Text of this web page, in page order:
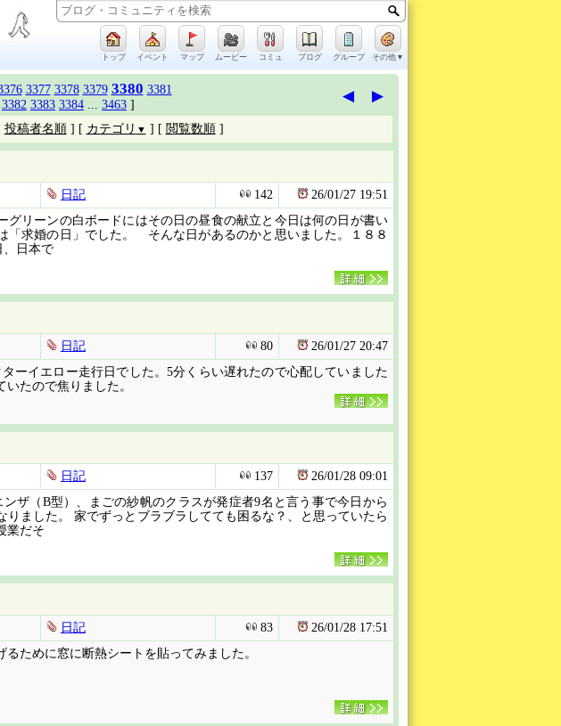
トップ イベント マップ ムービー コミュ ブログ グループ その他▼
3377 3378 3379 3380 3381
3382 3383 3384 ... 3463 ]
◀ ▶
投稿者名順] [ カテゴリ ▼ ] [ 閲覧数順]
日記 142 26/01/27 19:51
リーンの白ボードにはその日の昼食の献立と今日は何の日が書い
「求婚の日」でした。 そんな日があるのかと思いました。１８８
、日本で
日記 80 26/01/27 20:47
ーイエロー走行日でした。5分くらい遅れたので心配していました
たので焦りました。
日記 137 26/01/28 09:01
ンザ（B型）、まごの紗帆のクラスが発症者9名と言う事で今日から
りました。 家でずっとブラブラしてても困るな？、と思っていたら
業だそ
日記 83 26/01/28 17:51
るために窓に断熱シートを貼ってみました。